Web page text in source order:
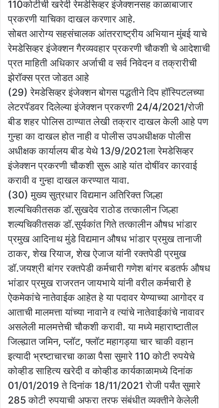
110कोटीची खरेदी रेमडेसिव्हर इंजेक्शनसह काळाबाजार
प्रकरणी याचिका दाखल करणार आहे.
सोबत आरोग्य सहसंचालक आंतरराष्ट्रीय अभियान मुंबई याचे
रेमडेसिव्हर इंजेक्शन गैरव्यवहार प्रकरणी चौकशी चे आदेशाची
प्रत माहिती अधिकार अर्जाची व सर्व निवेदन व तक्रारीची
झेरॉक्स प्रत जोडत आहे
(29) रेमडेसिव्हर इंजेक्शन बोगस पद्धतीने दिप हॉस्पिटलच्या
लेटरपॅडवर दिलेल्या इंजेक्शन प्रकरणी 24/4/2021/रोजी
बीड शहर पोलिस ठाण्यात लेखी तक्रार दाखल केली आहे पण
गुन्हा का दाखल होत नाही व पोलीस उपअधीक्षक पोलीस
अधीक्षक कार्यालय बीड येथे 13/9/2021ला रेमडेसिव्हर
इंजेक्शन प्रकरणी चौकशी सुरू आहे यांत दोषींवर कारवाई
करावी व गुन्हा दाखल करण्यात यावा.
(30) मुख्य सुत्रधार विद्यमान अतिरिक्त जिल्हा
शल्यचिकीतसक डॉ.सुखदेव राठोड तत्कालीन जिल्हा
शल्यचिकीतसक डॉ.सुर्यकांत गिते तत्कालीन औषध भांडार
प्रमुख आदिनाथ मुंडे विद्यमान औषध भांडार प्रमुख तानाजी
ठाकर, शेख रियाज, शेख ऐजाज यांनी रक्तपेडी प्रमुख
डॉ.जयश्री बांगर रक्तपेडी कर्मचारी गणेश बांगर बडतर्फ औषध
भांडार प्रमुख राजरतन जायभाये यांनी वरील कर्मचारी हे
ऐकमेकांचे नातेवाईक आहेत हे या पदावर येण्याच्या आगोदर व
आताची मालमत्ता यांच्या नावाने व त्यांचे नातेवाईकांचे नावावर
असलेली मालमत्तेची चौकशी करावी. या मध्ये महाराष्टातील
जिल्ह्यात जमिन, प्लॉट, फ्लॉट महागड्या चार चाकी वहान
इत्यादी भ्रष्टाचारचा काळा पैसा सुमारे 110 कोटी रुपयेचे
कोव्हीड साहित्य खरेदी व कोव्हीड कार्यकाळामध्ये दिनांक
01/01/2019 ते दिनांक 18/11/2021 रोजी पर्यंत सुमारे
285 कोटी रुपयाची अफरा तरफ संबंधीत व्यक्तीने केलेली